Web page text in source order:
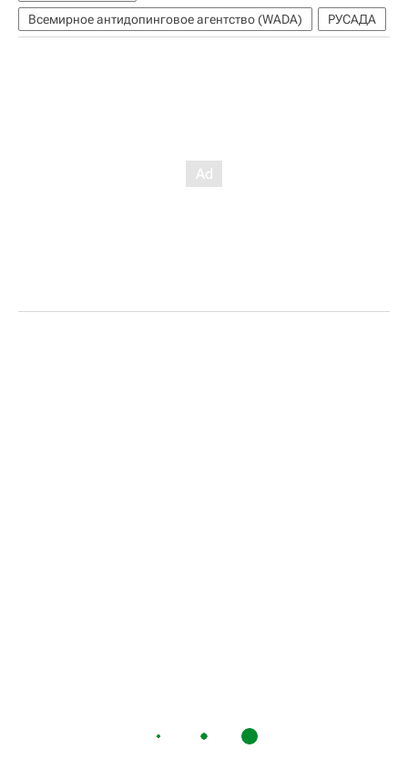
Всемирное антидопинговое агентство (WADA)
РУСАДА